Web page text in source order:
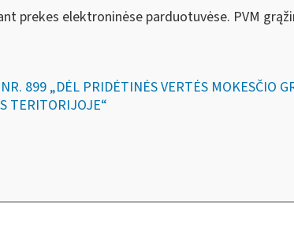
prekes elektroninėse parduotuvėse. PVM
899 „DĖL PRIDĖTINĖS VERTĖS MOKESČIO
TERITORIJOJE“